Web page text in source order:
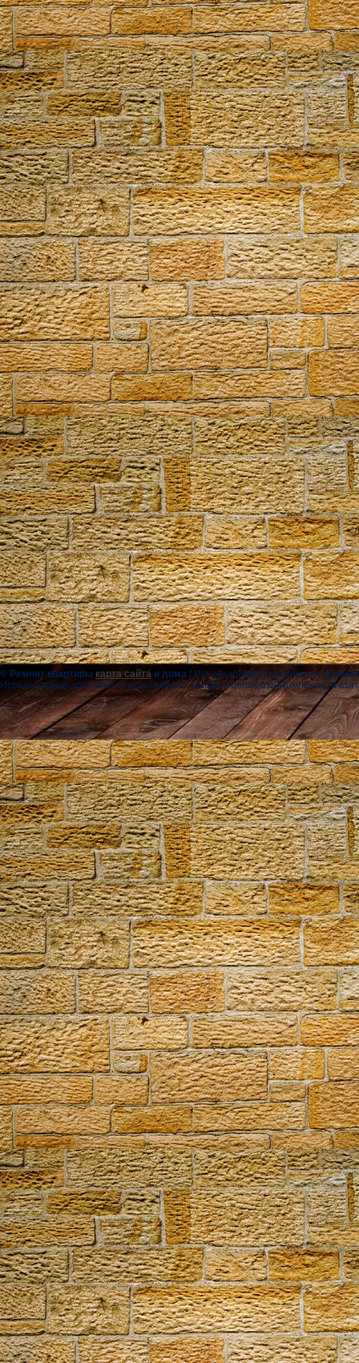
© Ремонт квартиры карта сайта и дома |Использование материалов
Используемые логотипы предоставлены только в целях ознакомления, и